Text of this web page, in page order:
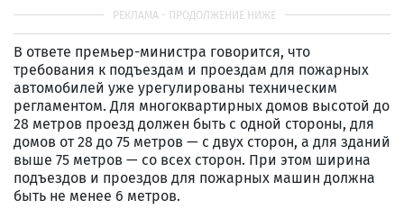
В ответе премьер-министра говорится, что
требования к подъездам и проездам для пожарных
автомобилей уже урегулированы техническим
регламентом. Для многоквартирных домов высотой до
28 метров проезд должен быть с одной стороны, для
домов от 28 до 75 метров — с двух сторон, а для зданий
выше 75 метров — со всех сторон. При этом ширина
подъездов и проездов для пожарных машин должна
быть не менее 6 метров.